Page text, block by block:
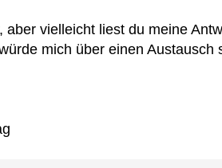
vielleicht liest du meine
mich über einen Austausch